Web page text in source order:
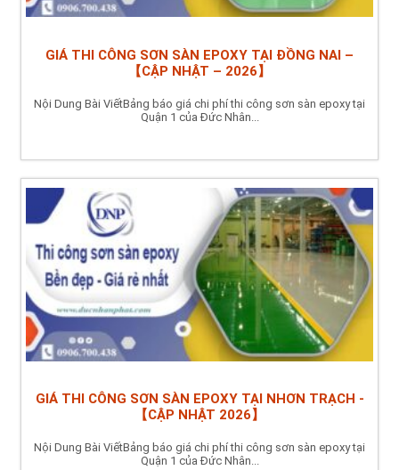
GIÁ THI CÔNG SƠN SÀN EPOXY TẠI ĐỒNG NAI –
【CẬP NHẬT – 2026】
Nội Dung Bài ViếtBảng báo giá chi phí thi công sơn sàn epoxy tại
Quận 1 của Đức Nhân...
GIÁ THI CÔNG SƠN SÀN EPOXY TẠI NHƠN TRẠCH -
【CẬP NHẬT 2026】
Nội Dung Bài ViếtBảng báo giá chi phí thi công sơn sàn epoxy tại
Quận 1 của Đức Nhân...